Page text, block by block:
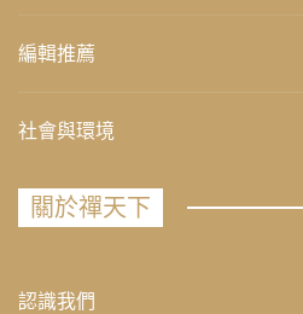
編輯推薦
社會與環境
關於禪天下
認識我們